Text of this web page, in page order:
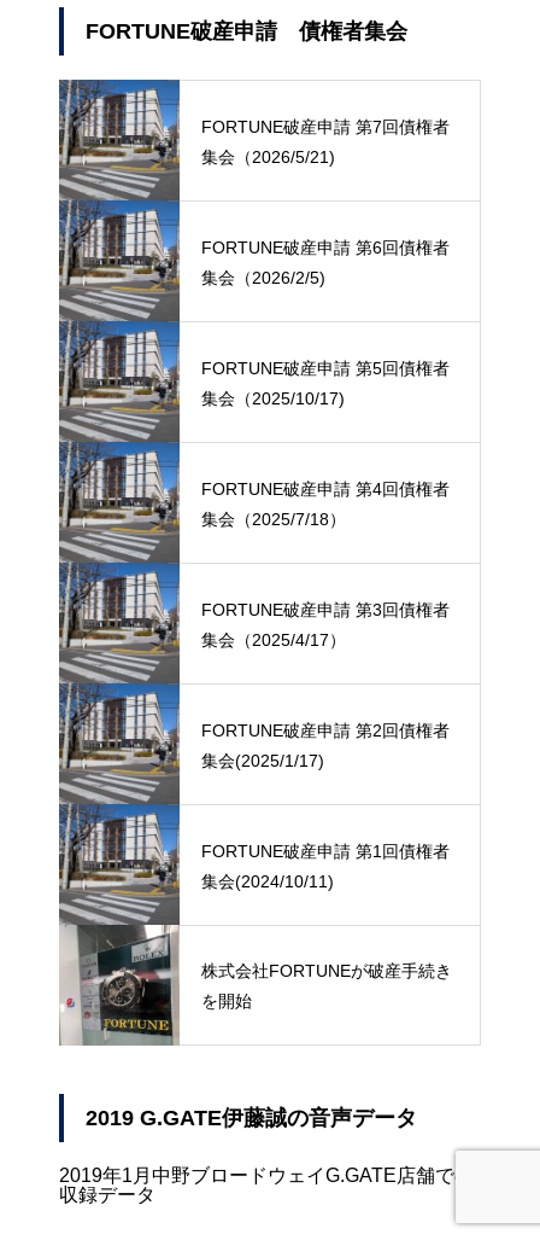
FORTUNE破産申請 債権者集会
FORTUNE破産申請 第7回債権者
集会（2026/5/21)
FORTUNE破産申請 第6回債権者
集会（2026/2/5)
FORTUNE破産申請 第5回債権者
集会（2025/10/17)
FORTUNE破産申請 第4回債権者
集会（2025/7/18）
FORTUNE破産申請 第3回債権者
集会（2025/4/17）
FORTUNE破産申請 第2回債権者
集会(2025/1/17)
FORTUNE破産申請 第1回債権者
集会(2024/10/11)
株式会社FORTUNEが破産手続き
を開始
2019 G.GATE伊藤誠の音声データ
2019年1月中野ブロードウェイG.GATE店舗での
収録データ